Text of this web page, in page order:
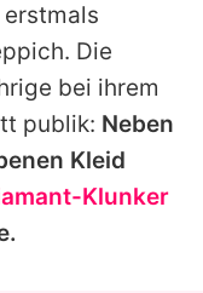
Die
bei ihrem
publik: Neben
Kleid
Klunker